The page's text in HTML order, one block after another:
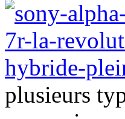
plusieurs